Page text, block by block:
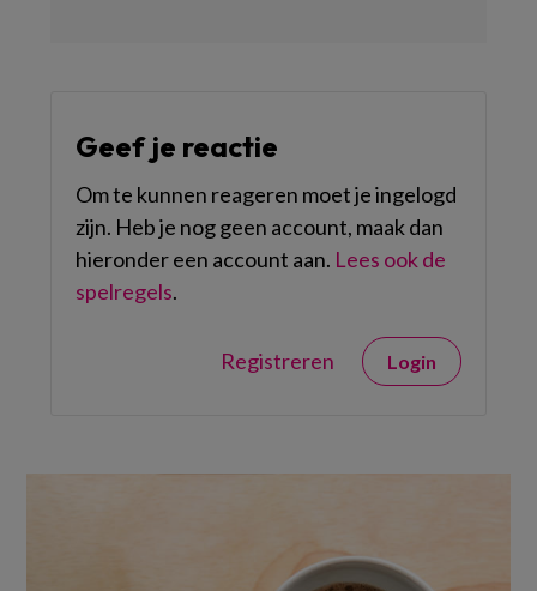
Geef je reactie
Om te kunnen reageren moet je ingelogd
zijn. Heb je nog geen account, maak dan
hieronder een account aan. Lees ook de
spelregels.
Registreren Login